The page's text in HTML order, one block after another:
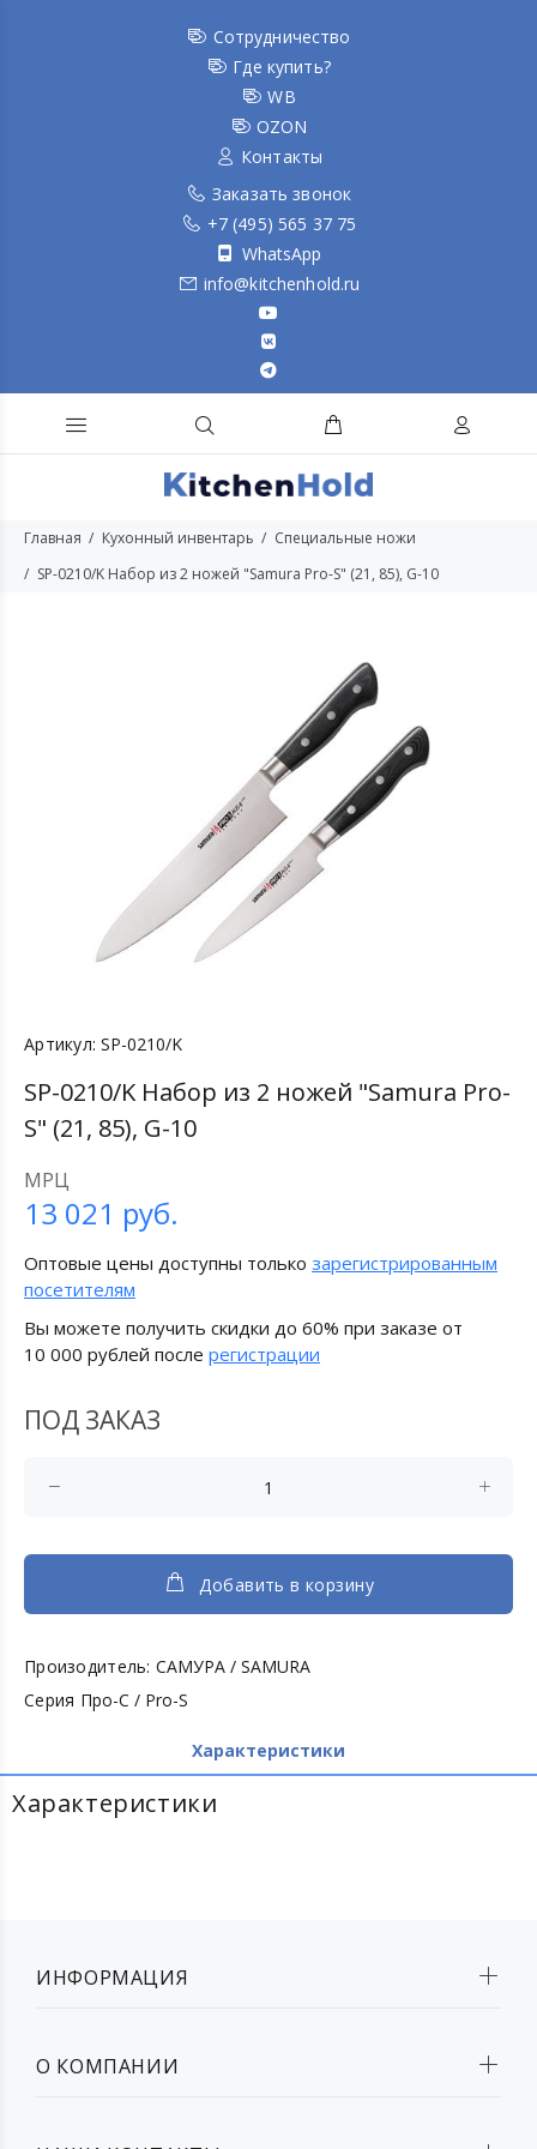
Сотрудничество
Где купить?
WB
OZON
Контакты
Заказать звонок
+7 (495) 565 37 75
WhatsApp
info@kitchenhold.ru
Главная Кухонный инвентарь
Специальные ножи
SP-0210/K Набор из 2 ножей "Samura Pro-S" (21, 85), G-10
Артикул: SP-0210/K
SP-0210/K Набор из 2 ножей "Samura Pro-
S" (21, 85), G-10
МРЦ
13 021 руб.
Оптовые цены доступны только зарегистрированным
посетителям
Вы можете получить скидки до 60% при заказе от
10 000 рублей после регистрации
ПОД ЗАКАЗ
Добавить в корзину
Произодитель: САМУРА / SAMURA
Серия Про-С / Pro-S
Характеристики
Характеристики
ИНФОРМАЦИЯ
О КОМПАНИИ